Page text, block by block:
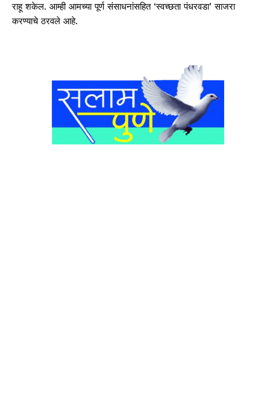
राहू शकेल. आम्ही आमच्या पूर्ण संसाधनांसहित ‘स्वच्छता पंधरवडा’ साजरा
करण्याचे ठरवले आहे.